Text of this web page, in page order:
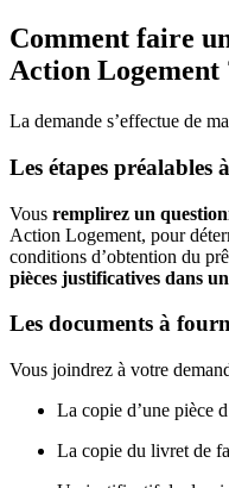
Comment faire
Action Logement
La demande s’effectue de
Les étapes préalables
Vous remplirez un
Action Logement, pour
conditions d’obtention du
pièces justificatives dans
Les documents à
Vous joindrez à votre
La copie d’une pièce
La copie du livret de